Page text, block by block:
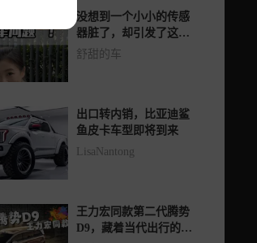
没想到一个小小的传感
器脏了，却引发了这么
多的故障现象！
舒甜的车
出口转内销，比亚迪鲨
鱼皮卡车型即将到来
LisaNantong
王力宏同款第二代腾势
D9，藏着当代出行的新